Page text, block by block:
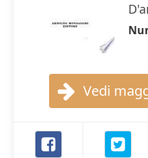
Vedi